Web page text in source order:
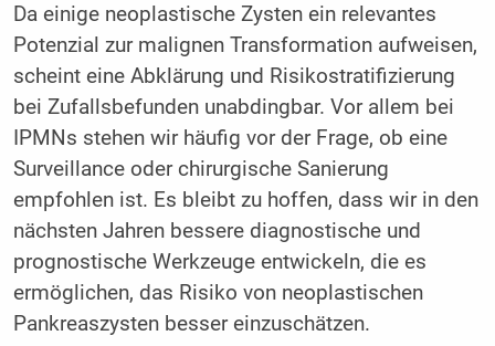
Da einige neoplastische Zysten ein relevantes
Potenzial zur malignen Transformation aufweisen,
scheint eine Abklärung und Risikostratifizierung
bei Zufallsbefunden unabdingbar. Vor allem bei
IPMNs stehen wir häufig vor der Frage, ob eine
Surveillance oder chirurgische Sanierung
empfohlen ist. Es bleibt zu hoffen, dass wir in den
nächsten Jahren bessere diagnostische und
prognostische Werkzeuge entwickeln, die es
ermöglichen, das Risiko von neoplastischen
Pankreaszysten besser einzuschätzen.